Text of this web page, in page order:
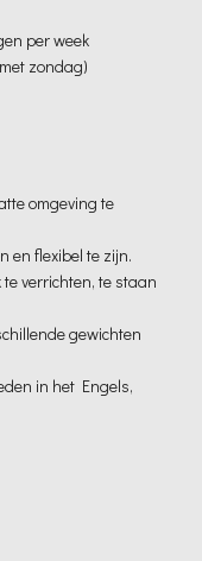
per week
zondag)
omgeving te
en flexibel te zijn.
verrichten, te staan
gewichten
in het Engels,